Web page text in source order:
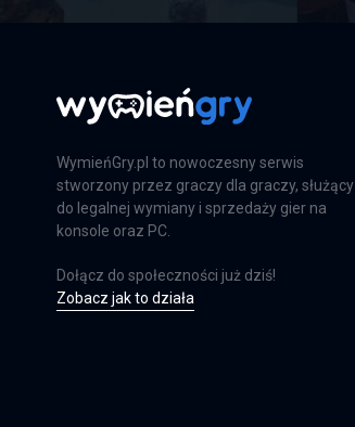
Farming Simulator 25
WymieńGry.pl to nowoczesny serwis
stworzony przez graczy dla graczy, służący
do legalnej wymiany i sprzedaży gier na
konsole oraz PC.
Dołącz do społeczności już dziś!
Zobacz jak to działa